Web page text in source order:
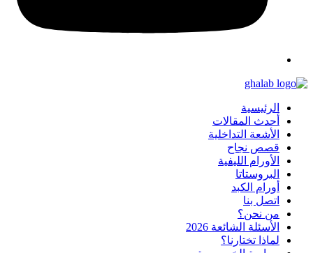
الرئيسية
أحدث المقالات
الأشعة التداخلية
قصص نجاح
الأورام الليفية
البروستاتا
أورام الكبد
اتصل بنا
من نحن؟
الأسئلة الشائعة 2026
لماذا تختارنا؟